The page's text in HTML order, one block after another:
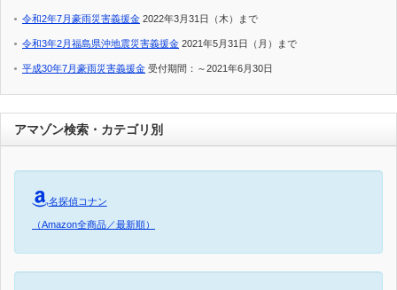
令和2年7月豪雨災害義援金 2022年3月31日（木）まで
令和3年2月福島県沖地震災害義援金 2021年5月31日（月）まで
平成30年7月豪雨災害義援金 受付期間：～2021年6月30日
アマゾン検索・カテゴリ別
名探偵コナン
（Amazon全商品／最新順）